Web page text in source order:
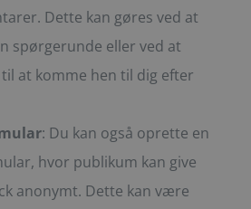
Dette kan gøres ved at
spørgerunde eller ved at
at komme hen til dig efter
: Du kan også oprette en
hvor publikum kan give
anonymt. Dette kan være